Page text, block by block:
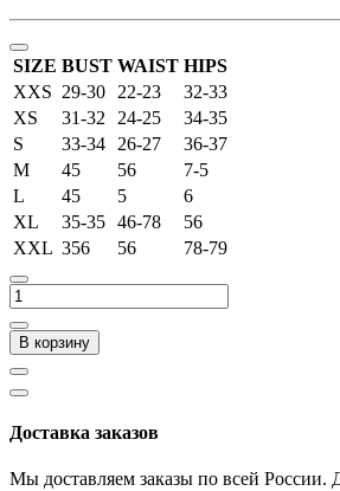
SIZE BUST WAIST HIPS
XXS 29-30 22-23
32-33
XS
31-32 24-25
34-35
S
33-34 26-27
36-37
M
45 56
7-5
L
45 5
6
XL
35-35 46-78
56
XXL 356 56 78-79
В корзину
Доставка заказов
Мы доставляем заказы по всей России.